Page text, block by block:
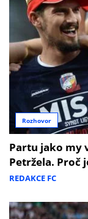
Rozhovor
Partu jako my
Petržela. Proč
REDAKCE FC